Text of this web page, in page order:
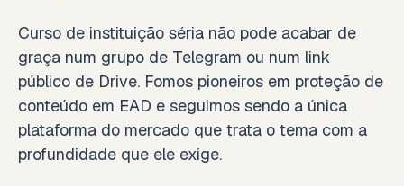
Curso de instituição séria não pode acabar de
graça num grupo de Telegram ou num link
público de Drive. Fomos pioneiros em proteção de
conteúdo em EAD e seguimos sendo a única
plataforma do mercado que trata o tema com a
profundidade que ele exige.